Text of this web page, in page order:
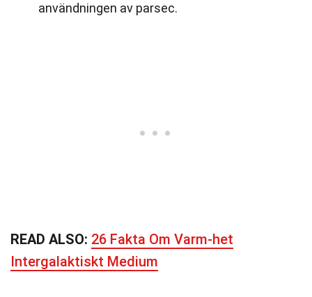
användningen av parsec.
READ ALSO: 26 Fakta Om Varm-het
Intergalaktiskt Medium